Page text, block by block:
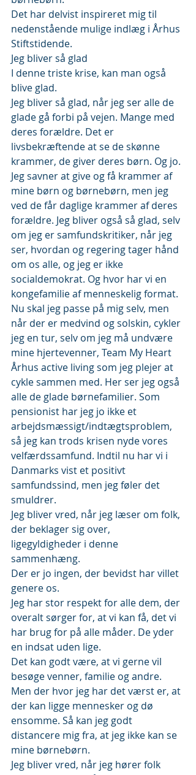
Det har delvist inspireret mig til
nedenstående mulige indlæg i Århus
Stiftstidende.
Jeg bliver så glad
I denne triste krise, kan man også
blive glad.
Jeg bliver så glad, når jeg ser alle de
glade gå forbi på vejen. Mange med
deres forældre. Det er
livsbekræftende at se de skønne
krammer, de giver deres børn. Og jo.
Jeg savner at give og få krammer af
mine børn og børnebørn, men jeg
ved de får daglige krammer af deres
forældre. Jeg bliver også så glad, selv
om jeg er samfundskritiker, når jeg
ser, hvordan og regering tager hånd
om os alle, og jeg er ikke
socialdemokrat. Og hvor har vi en
kongefamilie af menneskelig format.
Nu skal jeg passe på mig selv, men
når der er medvind og solskin, cykler
jeg en tur, selv om jeg må undvære
mine hjertevenner, Team My Heart
Århus active living som jeg plejer at
cykle sammen med. Her ser jeg også
alle de glade børnefamilier. Som
pensionist har jeg jo ikke et
arbejdsmæssigt/indtægtsproblem,
så jeg kan trods krisen nyde vores
velfærdssamfund. Indtil nu har vi i
Danmarks vist et positivt
samfundssind, men jeg føler det
smuldrer.
Jeg bliver vred, når jeg læser om folk,
der beklager sig over,
ligegyldigheder i denne
sammenhæng.
Der er jo ingen, der bevidst har villet
genere os.
Jeg har stor respekt for alle dem, der
overalt sørger for, at vi kan få, det vi
har brug for på alle måder. De yder
en indsat uden lige.
Det kan godt være, at vi gerne vil
besøge venner, familie og andre.
Men der hvor jeg har det værst er, at
der kan ligge mennesker og dø
ensomme. Så kan jeg godt
distancere mig fra, at jeg ikke kan se
mine børnebørn.
Jeg bliver vred, når jeg hører folk